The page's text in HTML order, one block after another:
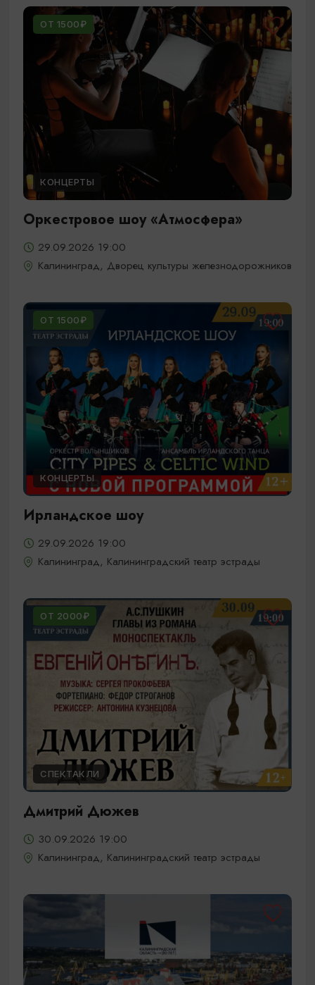
ОТ 1500₽
КОНЦЕРТЫ
Оркестровое шоу «Атмосфера»
29.09.2026 19:00
Калининград, Дворец культуры железнодорожников
ОТ 1500₽
КОНЦЕРТЫ
Ирландское шоу
29.09.2026 19:00
Калининград, Калининградский театр эстрады
ОТ 2000₽
СПЕКТАКЛИ
Дмитрий Дюжев
30.09.2026 19:00
Калининград, Калининградский театр эстрады